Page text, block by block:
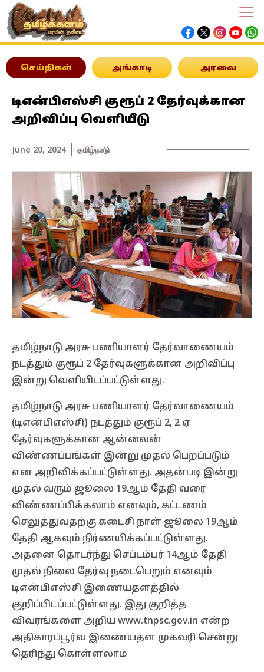
செய்திகள் அங்காடி அரவை
டிஎன்பிஎஸ்சி குரூப் 2 தேர்வுக்கான
அறிவிப்பு வெளியீடு
June 20, 2024 தமிழ்நாடு
தமிழ்நாடு அரசு பணியாளர் தேர்வாணையம்
நடத்தும் குரூப் 2 தேர்வுகளுக்கான அறிவிப்பு
இன்று வெளியிடப்பட்டுள்ளது.
தமிழ்நாடு அரசு பணியாளர் தேர்வாணையம்
(டிஎன்பிஎஸ்சி) நடத்தும் குரூப் 2, 2 ஏ
தேர்வுகளுக்கான ஆன்லைன்
விண்ணப்பங்கள் இன்று முதல் பெறப்படும்
என அறிவிக்கப்பட்டுள்ளது. அதன்படி இன்று
முதல் வரும் ஜூலை 19ஆம் தேதி வரை
விண்ணப்பிக்கலாம் எனவும், கட்டணம்
செலுத்துவதற்கு கடைசி நாள் ஜூலை 19ஆம்
தேதி ஆகவும் நிர்ணயிக்கப்பட்டுள்ளது.
அதனை தொடர்ந்து செப்டம்பர் 14ஆம் தேதி
முதல் நிலை தேர்வு நடைபெறும் எனவும்
டிஎன்பிஎஸ்சி இணையதளத்தில்
குறிப்பிடப்பட்டுள்ளது. இது குறித்த
விவரங்களை அறிய www.tnpsc.gov.in என்ற
அதிகாரப்பூர்வ இணையதள முகவரி சென்று
தெரிந்து கொள்ளலாம்